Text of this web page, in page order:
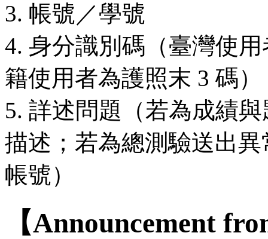
3. 帳號／學號
4. 身分識別碼（臺灣使
籍使用者為護照末 3 碼）
5. 詳述問題（若為成績
描述；若為總測驗送出
帳號）
【Announcement